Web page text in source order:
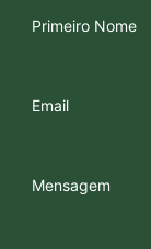
Primeiro Nome
Email
Mensagem